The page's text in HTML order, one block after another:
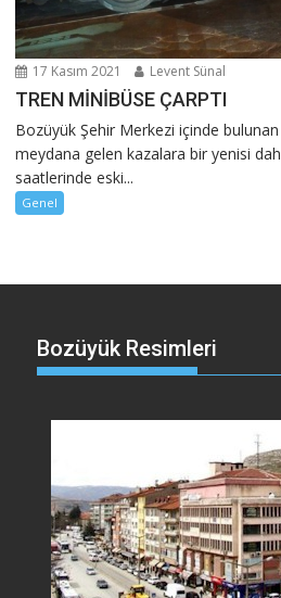
17 Kasım 2021 Levent Sünal
TREN MİNİBÜSE ÇARPTI
Bozüyük Şehir Merkezi içinde
meydana gelen kazalara bir yenisi
saatlerinde eski...
Genel
Bozüyük Resimleri